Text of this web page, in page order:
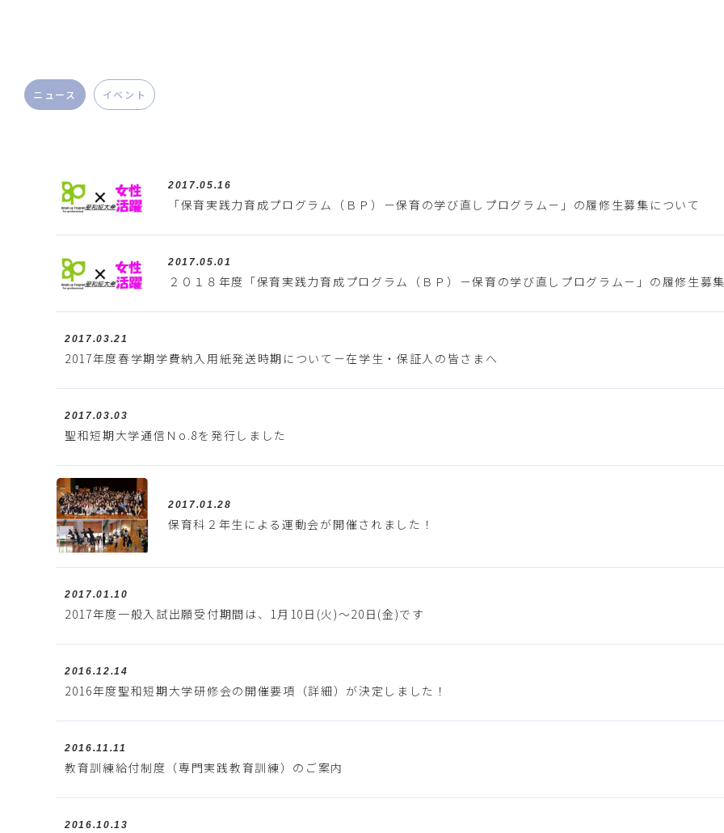
ニュース イベント
2017.05.16
「保育実践力育成プログラム（ＢＰ）－保育の学び直しプログラム－」の履修生募集について
2017.05.01
２０１８年度「保育実践力育成プログラム（ＢＰ）－保育の学び直しプログラム－」の履修生募
2017.03.21
2017年度春学期学費納入用紙発送時期について－在学生・保証人の皆さまへ
2017.03.03
聖和短期大学通信Ｎo.8を発行しました
2017.01.28
保育科２年生による運動会が開催されました！
2017.01.10
2017年度一般入試出願受付期間は、1月10日(火)～20日(金)です
2016.12.14
2016年度聖和短期大学研修会の開催要項（詳細）が決定しました！
2016.11.11
教育訓練給付制度（専門実践教育訓練）のご案内
2016.10.13